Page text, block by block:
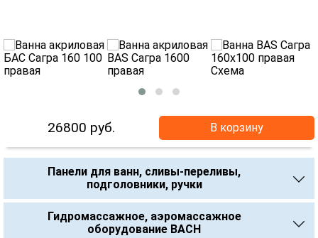
26800 руб. В корзину
Панели для ванн, сливы-переливы,
подголовники, ручки
Гидромассажное, аэромассажное
оборудование BACH